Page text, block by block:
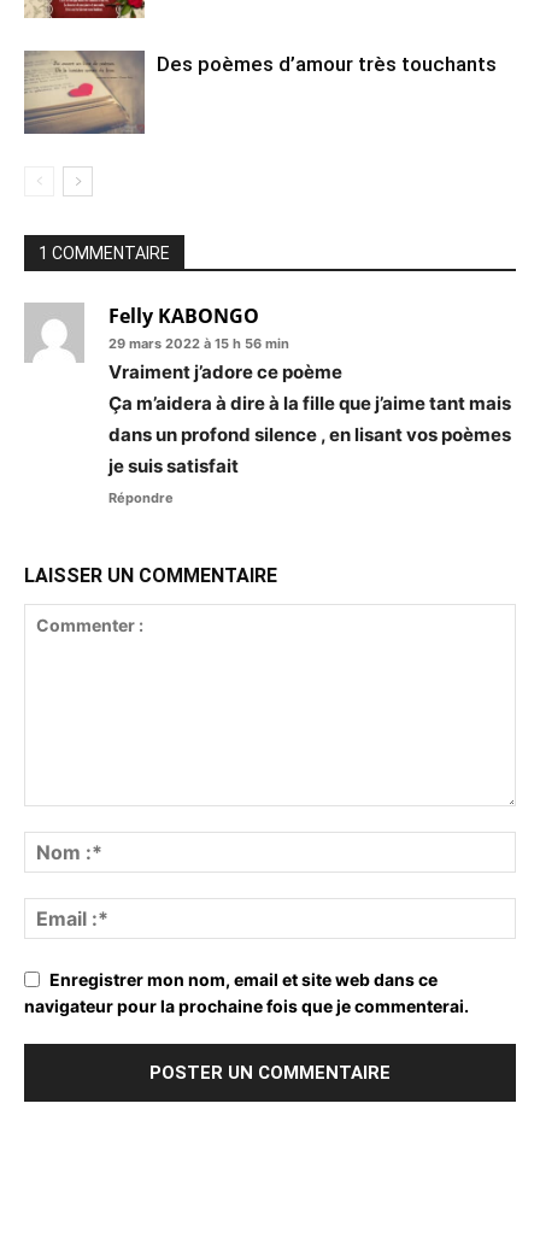
Des poèmes d’amour très touchants
1 COMMENTAIRE
Felly KABONGO
29 mars 2022 à 15 h 56 min
Vraiment j’adore ce poème
Ça m’aidera à dire à la fille que j’aime tant mais
dans un profond silence , en lisant vos poèmes
je suis satisfait
Répondre
LAISSER UN COMMENTAIRE
Enregistrer mon nom, email et site web dans ce
navigateur pour la prochaine fois que je commenterai.